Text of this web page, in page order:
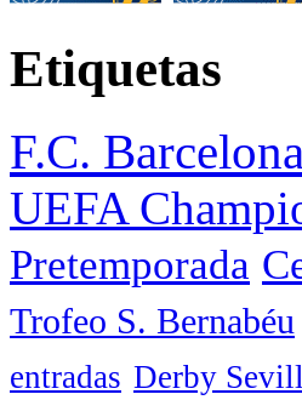
Etiquetas
F.C. Barcelona
UEFA
Pretemporada
Trofeo S. Bernabéu
entradas Derby